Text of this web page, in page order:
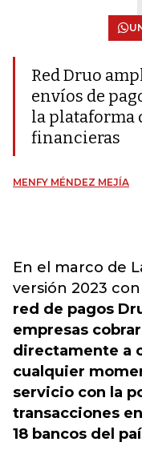
Red Druo
envíos de
la plataforma
financieras
MENFY MÉNDEZ MEJÍA
En el marco de
versión 2023
red de pagos
empresas
directamente a
cualquier
servicio con la
transacciones
18 bancos del